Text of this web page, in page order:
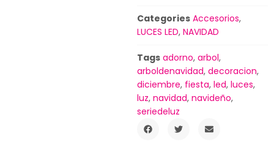
Categories Accesorios,
LUCES LED, NAVIDAD
Tags adorno, arbol,
arboldenavidad, decoracion,
diciembre, fiesta, led, luces,
luz, navidad, navideño,
seriedeluz